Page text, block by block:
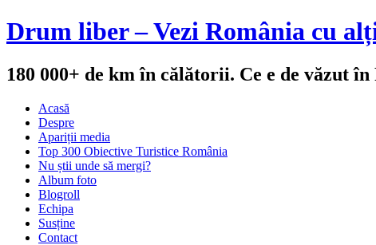
Drum liber – Vezi România cu
180 000+ de km în călătorii. Ce e de văzut
Acasă
Despre
Apariții media
Top 300 Obiective Turistice România
Nu știi unde să mergi?
Album foto
Blogroll
Echipa
Susține
Contact